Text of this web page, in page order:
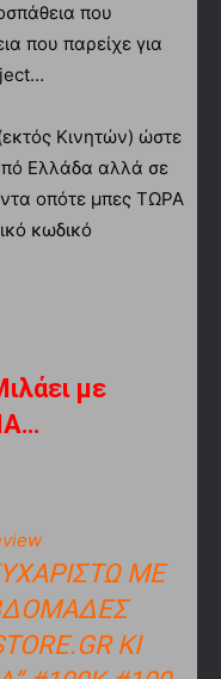
που
που παρείχε για
Κινητών) ώστε
Ελλάδα αλλά σε
οπότε μπες ΤΩΡΑ
κωδικό
με
ΜΕ
ΚΙ